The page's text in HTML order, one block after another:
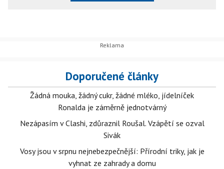
Doporučené články
Žádná mouka, žádný cukr, žádné mléko, jídelníček
Ronalda je záměrně jednotvárný
Nezápasím v Clashi, zdůraznil Roušal. Vzápětí se ozval
Sivák
Vosy jsou v srpnu nejnebezpečnější: Přírodní triky, jak je
vyhnat ze zahrady a domu